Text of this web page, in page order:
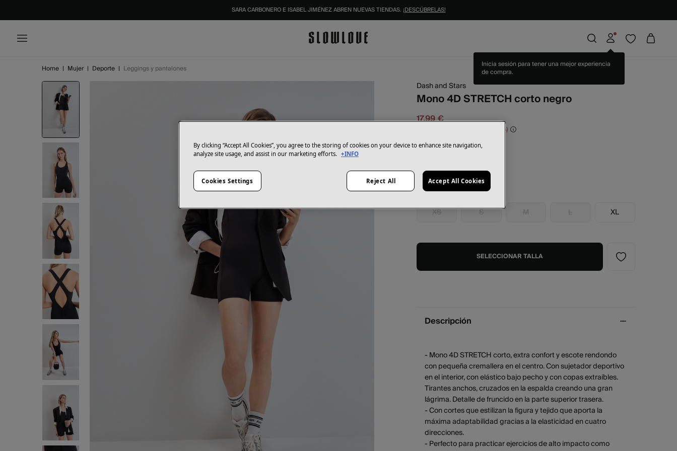
IDENTIFÍCATE COMO SOCIO Y DISFRUTA DE TODAS TUS VENTAJAS |INICIAR SESIÓN.
Home | Mujer | Deporte | Leggings y pantalones
Dash and Stars
Mono 4D STRETCH corto negro
17,99 €
Color:negro
Talla:
XS
S M L XL
SELECCIONAR TALLA
Descripción
- Mono 4D STRETCH corto, extra confort y escote rendondo
con pequeña cremallera en el centro. Con sujetador deportivo
en el interior, con elástico bajo pecho y con copas extraíbles.
Tirantes anchos, cruzados en la espalda creando una gran
lágrima. Detalle de fruncido en la parte superior trasera.
- Con cortes que estilizan la figura y tejido que aporta la
máxima adaptabilidad gracias a la elasticidad en cuatro
direcciones.
- Perfecto para practicar ejercicios de alto impacto como
By clicking “Accept All Cookies”, you agree to the storing of cookies on your device to enhance site navigation,
analyze site usage, and assist in our marketing efforts. +INFO
Cookies Settings Reject All Accept All Cookies